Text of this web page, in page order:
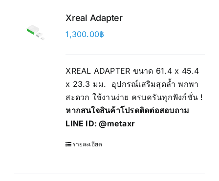
Xreal Adapter
1,300.00฿
XREAL ADAPTER ขนาด 61.4 x 45.4
x 23.3 มม. อุปกรณ์เสริมสุดล้ำ พกพา
สะดวก ใช้งานง่าย ครบครันทุกฟังก์ชั่น !
หากสนใจสินค้าโปรดติดต่อสอบถาม
LINE ID:@metaxr
รายละเอียด